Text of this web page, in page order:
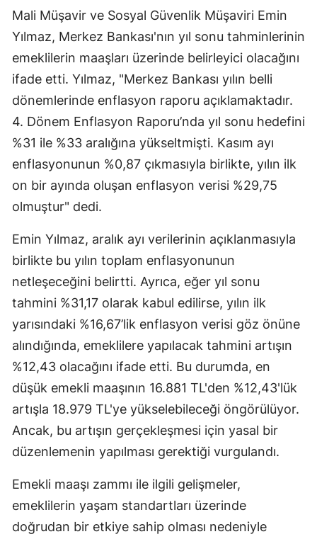
Mali Müşavir ve Sosyal Güvenlik Müşaviri Emin
Yılmaz, Merkez Bankası'nın yıl sonu tahminlerinin
emeklilerin maaşları üzerinde belirleyici olacağını
ifade etti. Yılmaz, "Merkez Bankası yılın belli
dönemlerinde enflasyon raporu açıklamaktadır.
4. Dönem Enflasyon Raporu’nda yıl sonu hedefini
%31 ile %33 aralığına yükseltmişti. Kasım ayı
enflasyonunun %0,87 çıkmasıyla birlikte, yılın ilk
on bir ayında oluşan enflasyon verisi %29,75
olmuştur" dedi.
Emin Yılmaz, aralık ayı verilerinin açıklanmasıyla
birlikte bu yılın toplam enflasyonunun
netleşeceğini belirtti. Ayrıca, eğer yıl sonu
tahmini %31,17 olarak kabul edilirse, yılın ilk
yarısındaki %16,67’lik enflasyon verisi göz önüne
alındığında, emeklilere yapılacak tahmini artışın
%12,43 olacağını ifade etti. Bu durumda, en
düşük emekli maaşının 16.881 TL'den %12,43'lük
artışla 18.979 TL'ye yükselebileceği öngörülüyor.
Ancak, bu artışın gerçekleşmesi için yasal bir
düzenlemenin yapılması gerektiği vurgulandı.
Emekli maaşı zammı ile ilgili gelişmeler,
emeklilerin yaşam standartları üzerinde
doğrudan bir etkiye sahip olması nedeniyle